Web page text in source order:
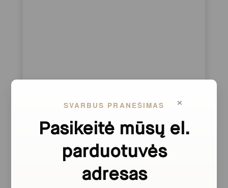
×
SVARBUS PRANEŠIMAS
Pasikeitė mūsų el.
parduotuvės
adresas